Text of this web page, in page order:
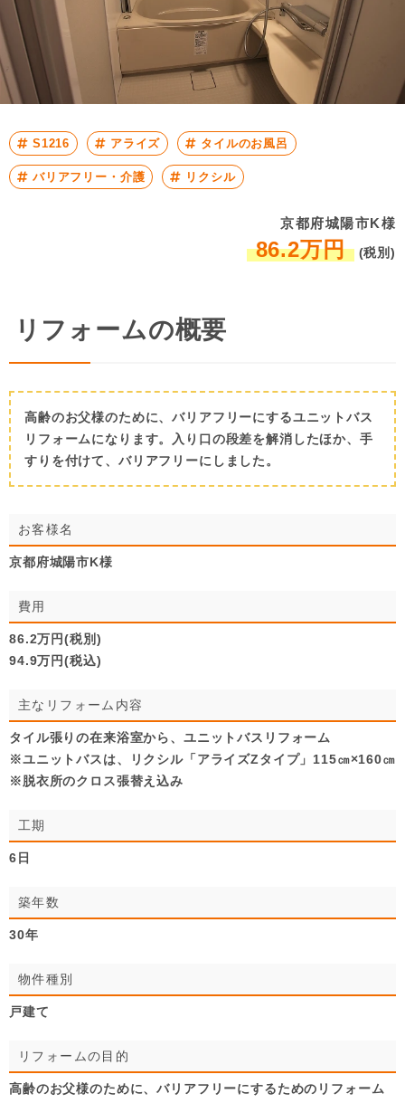
S1216 アライズ タイルのお風呂
バリアフリー・介護 リクシル
京都府城陽市K様
86.2万円 (税別)
リフォームの概要
高齢のお父様のために、バリアフリーにするユニットバス
リフォームになります。入り口の段差を解消したほか、手
すりを付けて、バリアフリーにしました。
お客様名
京都府城陽市K様
費用
86.2万円(税別)
94.9万円(税込)
主なリフォーム内容
タイル張りの在来浴室から、ユニットバスリフォーム
※ユニットバスは、リクシル「アライズZタイプ」115㎝×160㎝
※脱衣所のクロス張替え込み
工期
6日
築年数
30年
物件種別
戸建て
リフォームの目的
高齢のお父様のために、バリアフリーにするためのリフォーム